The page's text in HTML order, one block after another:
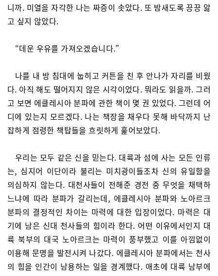
니까. 미열을 자각한 나는 짜증이 솟았다. 또 밤새도록 끙끙 앓
고 싶지 않았다.
“데운 우유를 가져오겠습니다.”
나를 내 방 침대에 눕히고 커튼을 친 후 안나가 자리를 비웠
다. 아직 해도 떨어지지 않은 시각이었다. 뭐라도 읽을까. 그러
고 보면 에클레시아 분파에 관한 책이 몇 권 있었다. 그런데 어
디에 있는지 모르겠다. 나는 책장을 채우다 못해 바닥까지 난
잡하게 점령한 책탑들을 흐릿하게 훑어보았다.
우리는 모두 같은 신을 믿는다. 대륙과 섬에 사는 모든 인류
는, 심지어 이단이라 불리는 미치광이들조차 신의 유일함을
의심하지 않는다. 대천사들이 전해준 경전 중 무엇을 채택하
느냐에 따라 분파가 갈리는데, 에클레시아 분파와 노아르크
분파의 결정적인 차이는 마력에 대한 입장이었다. 마력은 대
기에 남은 신대 천사들의 힘이라 한다. 어떤 이유에서인지 대
륙 북부의 대국 노아르크는 마력이 풍부했고 이를 아낌없이
이용해 문명을 발전시켜 나갔다. 에클레시아 분파에서는 천사
의 힘을 인간이 남용하는 일을 경계했다. 애초에 대륙 남부에